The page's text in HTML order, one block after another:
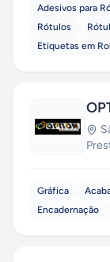
Adesivos para
Rótulos
Etiquetas em
Gráfica
Encadernação